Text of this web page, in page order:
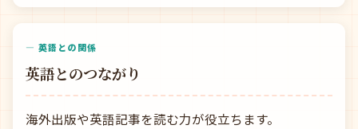
— 英語との関係
英語とのつながり
海外出版や英語記事を読む力が役立ちます。